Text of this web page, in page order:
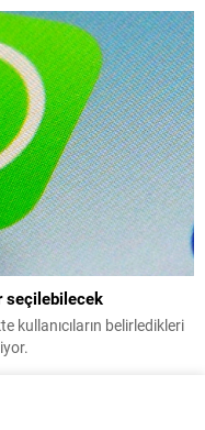
seçilebilecek
kullanıcıların belirledikleri